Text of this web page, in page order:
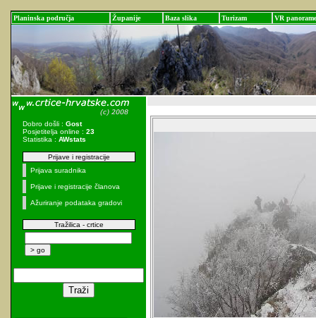
Planinska područja Županije Baza slika Turizam VR panorame
Dobro došli : Gost
Posjetitelja online : 23
Statistika : AWstats
Prijave i registracije
Prijava suradnika
Prijave i registracije članova
Ažuriranje podataka gradovi
Tražilica - crtice